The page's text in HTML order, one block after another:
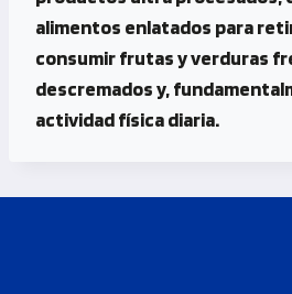
alimentos enlatados para
consumir frutas y verduras
descremados y,
actividad física diaria.